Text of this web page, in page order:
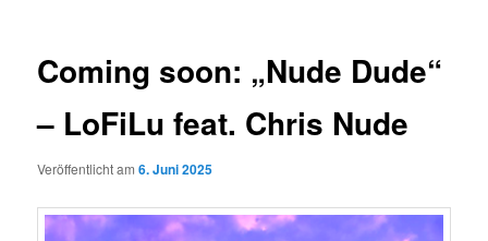
Coming soon: „Nude Dude“
– LoFiLu feat. Chris Nude
Veröffentlicht am6. Juni 2025